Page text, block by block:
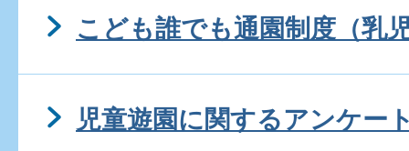
こども誰でも通園制度（乳
児童遊園に関するアンケー